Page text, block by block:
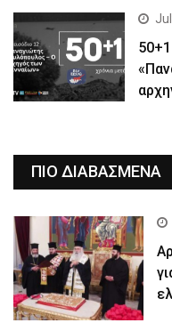
ΠΙΟ ΔΙΑΒΑΣΜΕΝΑ